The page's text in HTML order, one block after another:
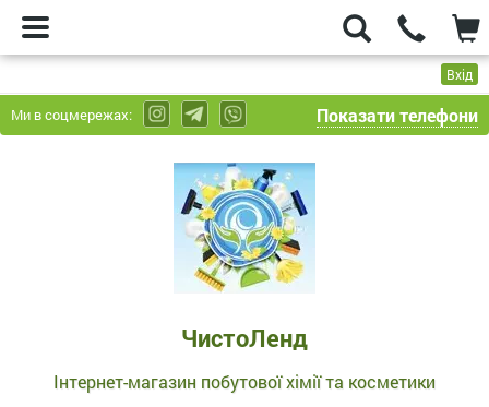
Вхід
Ми в соцмережах: Показати телефони
ЧистоЛенд
Інтернет-магазин побутової хімії та косметики